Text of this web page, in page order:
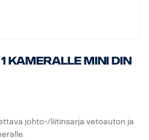
kameralle MINI DIN
johto-/liitinsarja vetoauton ja